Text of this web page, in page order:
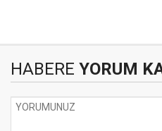
HABERE YORUM